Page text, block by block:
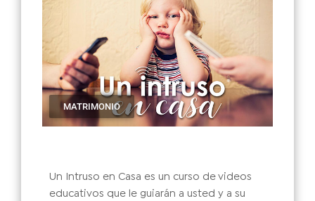
MATRIMONIO
Un Intruso en Casa es un curso de videos
educativos que le guiarán a usted y a su